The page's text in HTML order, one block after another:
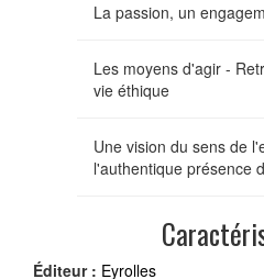
La passion, un
Les moyens d'agir -
vie éthique
Une vision du sens de
l'authentique présence
Éditeur : Eyrolles